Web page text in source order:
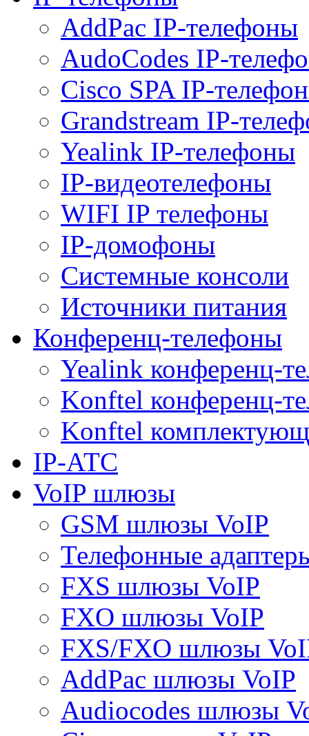
AddPac IP-телефоны
AudoCodes IP-
Cisco SPA IP-
Grandstream IP-
Yealink IP-телефоны
IP-видеотелефоны
WIFI IP телефоны
IP-домофоны
Системные консоли
Источники питания
Конференц-телефоны
Yealink конференц-
Konftel конференц-
Konftel
IP-АТС
VoIP шлюзы
GSM шлюзы VoIP
Телефонные
FXS шлюзы VoIP
FXO шлюзы VoIP
FXS/FXO шлюзы
AddPac шлюзы VoIP
Audiocodes шлюзы